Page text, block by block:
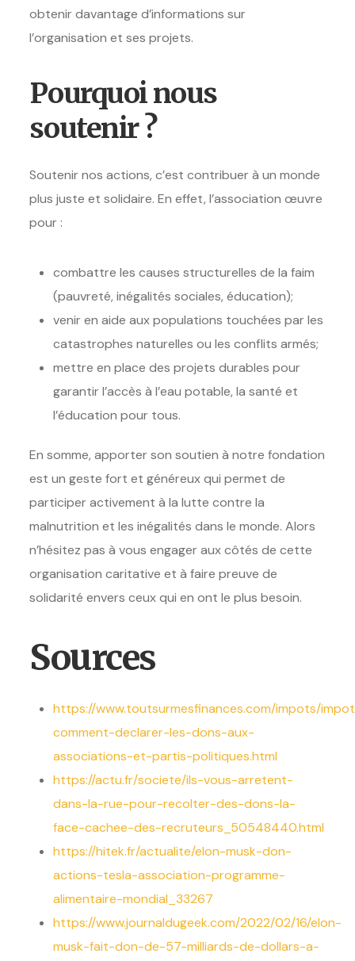
obtenir davantage d’informations sur
l’organisation et ses projets.
Pourquoi nous
soutenir ?
Soutenir nos actions, c’est contribuer à un monde
plus juste et solidaire. En effet, l’association œuvre
pour :
combattre les causes structurelles de la faim
(pauvreté, inégalités sociales, éducation);
venir en aide aux populations touchées par les
catastrophes naturelles ou les conflits armés;
mettre en place des projets durables pour
garantir l’accès à l’eau potable, la santé et
l’éducation pour tous.
En somme, apporter son soutien à notre fondation
est un geste fort et généreux qui permet de
participer activement à la lutte contre la
malnutrition et les inégalités dans le monde. Alors
n’hésitez pas à vous engager aux côtés de cette
organisation caritative et à faire preuve de
solidarité envers ceux qui en ont le plus besoin.
Sources
https://www.toutsurmesfinances.com/impots/
comment-declarer-les-dons-aux-
associations-et-partis-politiques.html
https://actu.fr/societe/ils-vous-arretent-
dans-la-rue-pour-recolter-des-dons-la-
face-cachee-des-recruteurs_50548440.html
https://hitek.fr/actualite/elon-musk-don-
actions-tesla-association-programme-
alimentaire-mondial_33267
https://www.journaldugeek.com/2022/02/16/elon-
musk-fait-don-de-57-milliards-de-dollars-a-